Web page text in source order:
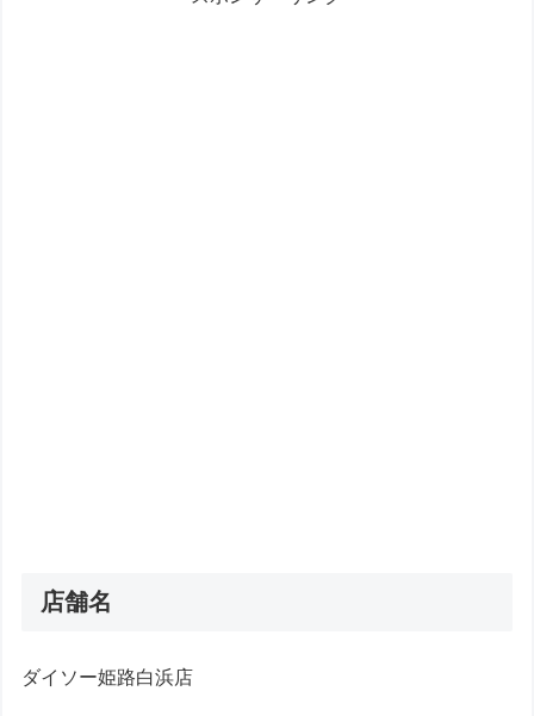
店舗名
ダイソー姫路白浜店